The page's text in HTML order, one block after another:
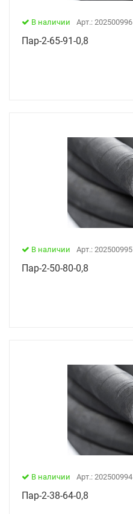
В наличии Арт.: 202500996
Пар-2-65-91-0,8
В наличии Арт.: 202500995
Пар-2-50-80-0,8
В наличии Арт.: 202500994
Пар-2-38-64-0,8